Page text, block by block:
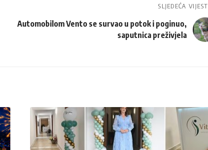
SLJEDEĆA VIJEST
Automobilom Vento se survao u potok i poginuo,
saputnica preživjela